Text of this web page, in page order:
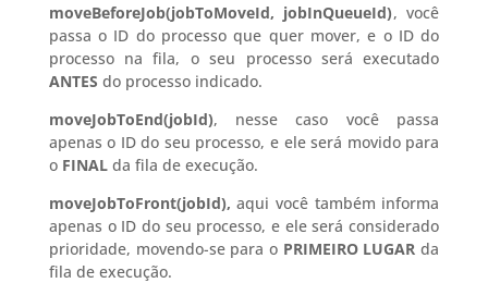
moveBeforeJob(jobToMoveId, jobInQueueId), você
passa o ID do processo que quer mover, e o ID do
processo na fila, o seu processo será executado
ANTES do processo indicado.
moveJobToEnd(jobId), nesse caso você passa
apenas o ID do seu processo, e ele será movido para
o FINALda fila de execução.
moveJobToFront(jobId), aqui você também informa
apenas o ID do seu processo, e ele será considerado
prioridade, movendo-se para o PRIMEIRO LUGAR da
fila de execução.